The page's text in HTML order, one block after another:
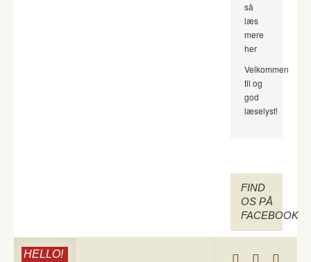
så
læs
mere
her
Velkommen
til og
god
læselyst!
FIND
OS PÅ
FACEBOOK
HELLO!